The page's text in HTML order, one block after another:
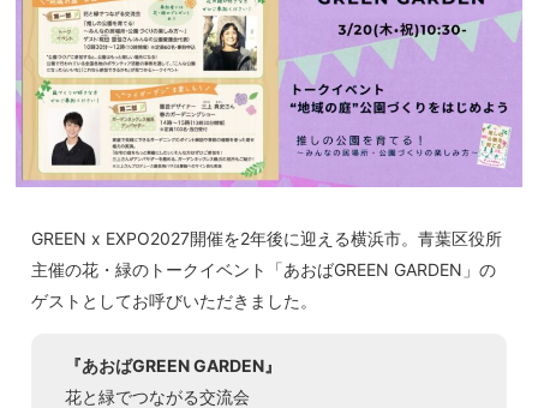
GREEN x EXPO2027開催を2年後に迎える横浜市。青葉区役所
主催の花・緑のトークイベント「あおばGREEN GARDEN」の
ゲストとしてお呼びいただきました。
『あおばGREEN GARDEN』
花と緑でつながる交流会